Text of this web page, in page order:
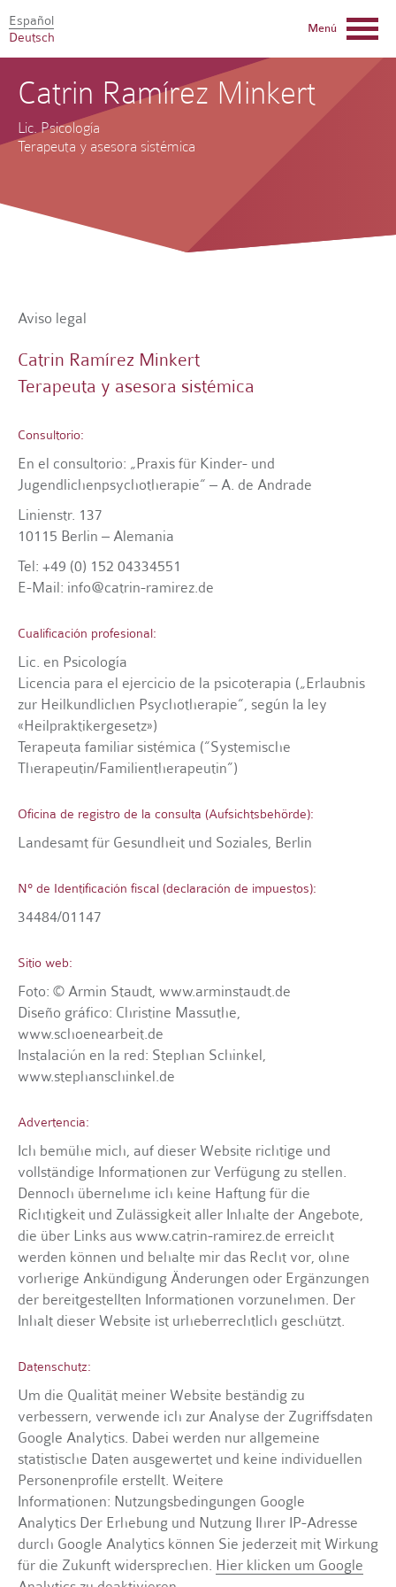
Catrin Ramírez Minkert
Lic. Psicología
Terapeuta y asesora sistémica
Español
Deutsch
Menú
Aviso legal
Catrin Ramírez Minkert
Terapeuta y asesora sistémica
Consultorio:
En el consultorio: „Praxis für Kinder- und
Jugendlichenpsychotherapie“ – A. de Andrade
Linienstr. 137
10115 Berlin – Alemania
Tel: +49 (0) 152 04334551
E-Mail: info@catrin-ramirez.de
Cualificación profesional:
Lic. en Psicología
Licencia para el ejercicio de la psicoterapia („Erlaubnis
zur Heilkundlichen Psychotherapie“, según la ley
«Heilpraktikergesetz»)
Terapeuta familiar sistémica (“Systemische
Therapeutin/Familientherapeutin”)
Oficina de registro de la consulta (Aufsichtsbehörde):
Landesamt für Gesundheit und Soziales, Berlin
N° de Identificación fiscal (declaración de impuestos):
34484/01147
Sitio web:
Foto: © Armin Staudt, www.arminstaudt.de
Diseño gráfico: Christine Massuthe,
www.schoenearbeit.de
Instalación en la red: Stephan Schinkel,
www.stephanschinkel.de
Advertencia:
Ich bemühe mich, auf dieser Website richtige und
vollständige Informationen zur Verfügung zu stellen.
Dennoch übernehme ich keine Haftung für die
Richtigkeit und Zulässigkeit aller Inhalte der Angebote,
die über Links aus www.catrin-ramirez.de erreicht
werden können und behalte mir das Recht vor, ohne
vorherige Ankündigung Änderungen oder Ergänzungen
der bereitgestellten Informationen vorzunehmen. Der
Inhalt dieser Website ist urheberrechtlich geschützt.
Datenschutz:
Um die Qualität meiner Website beständig zu
verbessern, verwende ich zur Analyse der Zugriffsdaten
Google Analytics. Dabei werden nur allgemeine
statistische Daten ausgewertet und keine individuellen
Personenprofile erstellt. Weitere
Informationen: Nutzungsbedingungen Google
Analytics Der Erhebung und Nutzung Ihrer IP-Adresse
durch Google Analytics können Sie jederzeit mit Wirkung
für die Zukunft widersprechen. Hier klicken um Google